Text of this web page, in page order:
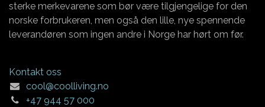
sterke merkevarene som bør være tilgjengelige for den
norske forbrukeren, men også den lille, nye spennende
leverandøren som ingen andre i Norge har hørt om før.
Kontakt oss
cool@coolliving.no
+47 944 57 000